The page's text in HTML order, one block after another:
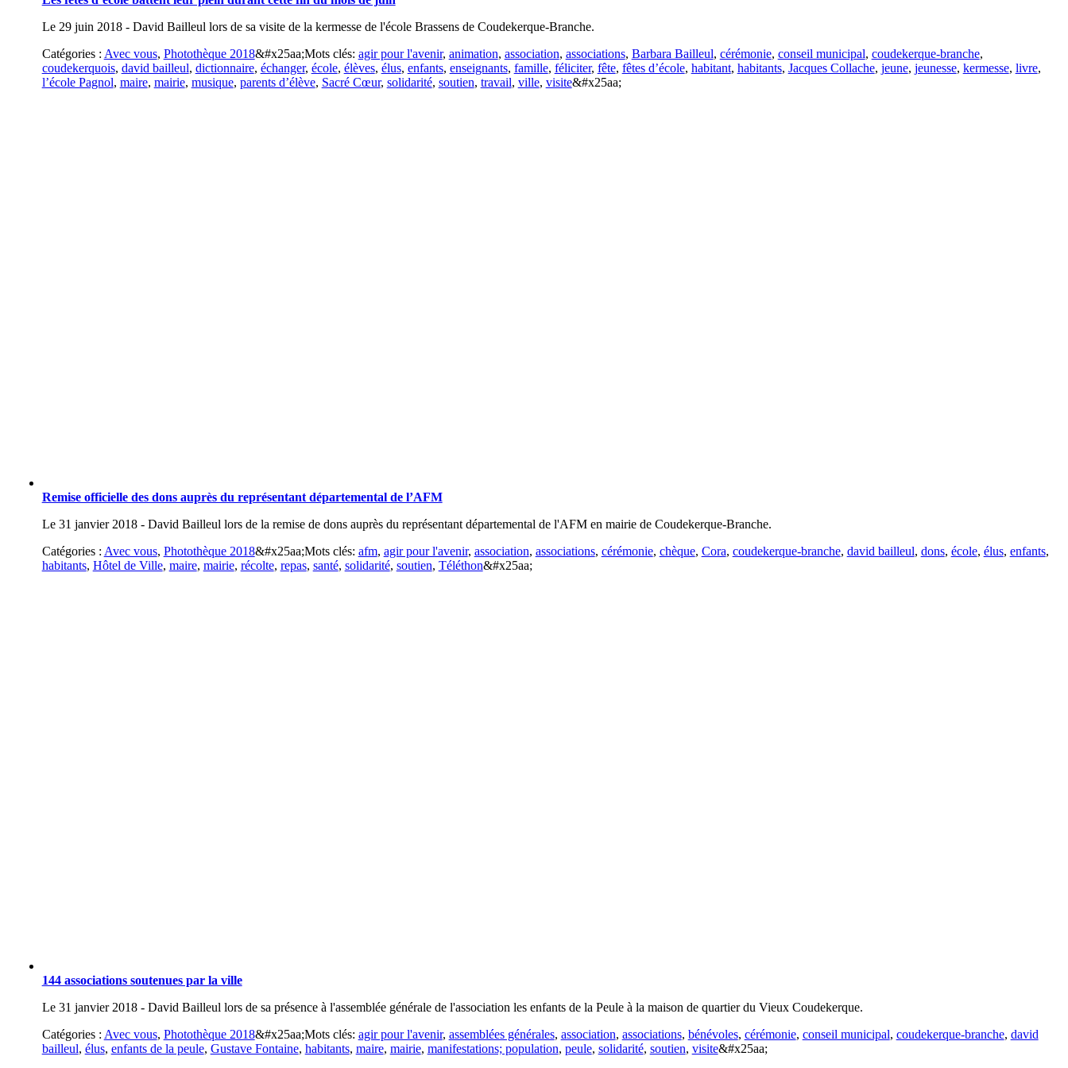
Le 29 juin 2018 - David Bailleul lors de sa visite de la kermesse de l'école Brassens de Coudekerque-Branche.
Catégories : Avec vous, Photothèque 2018&#x25aa;Mots clés: agir pour l'avenir, animation, association, associations, Barbara Bailleul, cérémonie, conseil municipal, coudekerque-branche,
coudekerquois, david bailleul, dictionnaire, échanger, école, élèves, élus, enfants, enseignants, famille, féliciter, fête, fêtes d’école, habitant, habitants, Jacques Collache, jeune, jeunesse, kermesse, livre,
l’école Pagnol, maire, mairie, musique, parents d’élève, Sacré Cœur, solidarité, soutien, travail, ville, visite&#x25aa;
Remise officielle des dons auprès du représentant départemental de l’AFM
Le 31 janvier 2018 - David Bailleul lors de la remise de dons auprès du représentant départemental de l'AFM en mairie de Coudekerque-Branche.
Catégories : Avec vous, Photothèque 2018&#x25aa;Mots clés: afm, agir pour l'avenir, association, associations, cérémonie, chèque, Cora, coudekerque-branche, david bailleul, dons, école, élus, enfants,
habitants, Hôtel de Ville, maire, mairie, récolte, repas, santé, solidarité, soutien, Téléthon&#x25aa;
144 associations soutenues par la ville
Le 31 janvier 2018 - David Bailleul lors de sa présence à l'assemblée générale de l'association les enfants de la Peule à la maison de quartier du Vieux Coudekerque.
Catégories : Avec vous, Photothèque 2018&#x25aa;Mots clés: agir pour l'avenir, assemblées générales, association, associations, bénévoles, cérémonie, conseil municipal, coudekerque-branche, david
bailleul, élus, enfants de la peule, Gustave Fontaine, habitants, maire, mairie, manifestations; population, peule, solidarité, soutien, visite&#x25aa;